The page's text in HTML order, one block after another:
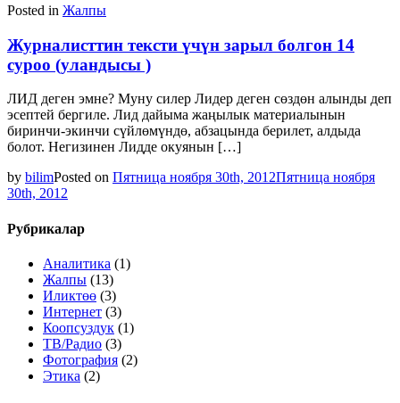
Posted in Жалпы
Журналисттин тексти үчүн зарыл болгон 14
суроо (уландысы )
ЛИД деген эмне? Муну силер Лидер деген сөздөн алынды деп
эсептей бергиле. Лид дайыма жаңылык материалынын
биринчи-экинчи сүйлөмүндө, абзацында берилет, алдыда
болот. Негизинен Лидде окуянын […]
by bilimPosted on Пятница ноября 30th, 2012Пятница ноября
30th, 2012
Рубрикалар
Аналитика (1)
Жалпы (13)
Иликтөө (3)
Интернет (3)
Коопсуздук (1)
ТВ/Радио (3)
Фотография (2)
Этика (2)